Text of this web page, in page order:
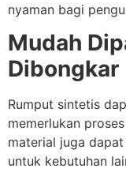
nyaman bagi
Mudah
Dibongkar
Rumput sintetis
memerlukan
material juga
untuk kebutuhan